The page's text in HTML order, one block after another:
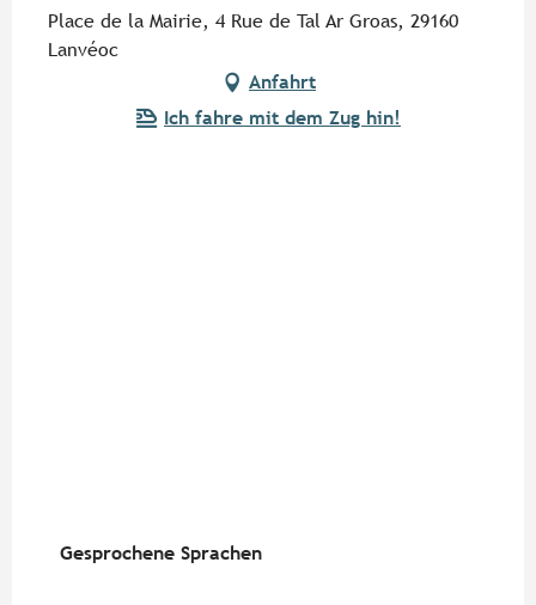
Place de la Mairie, 4 Rue de Tal Ar Groas, 29160
Lanvéoc
Anfahrt
Ich fahre mit dem Zug hin!
Gesprochene Sprachen
Gesprochene Sprachen